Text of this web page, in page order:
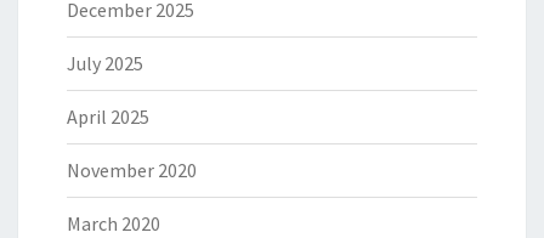
December 2025
July 2025
April 2025
November 2020
March 2020